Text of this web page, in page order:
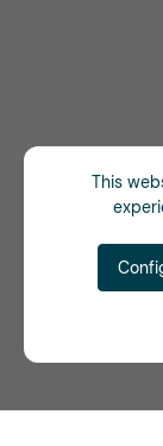
This